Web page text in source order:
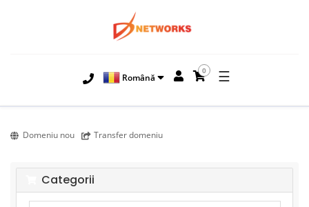
Română
0 ☰
Domeniu nou Transfer domeniu
Categorii